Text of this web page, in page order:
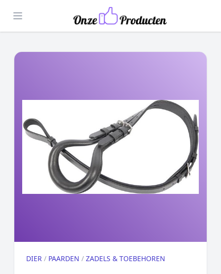
Open menu
DIER / PAARDEN / ZADELS & TOEBEHOREN